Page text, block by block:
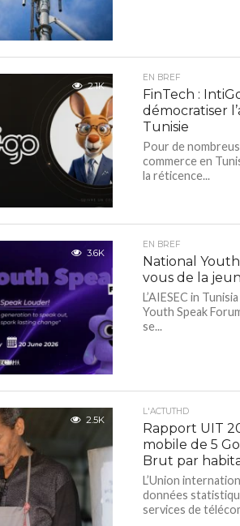
2.1K
EN BREF
FinTech :
démocratiser
Tunisie
Pour de
commerce en
la réticence...
3.6K
EN BREF
National
vous de la
L’AIESEC in
Youth Speak
se...
2.5K
L'ACTUTHD
Rapport UIT
mobile de 5
Brut par
L’Union
données
services de